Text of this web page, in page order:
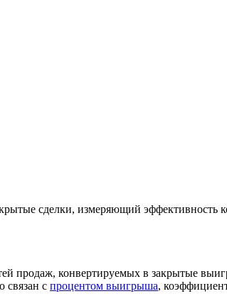
сделки, измеряющий эффективность
продаж, конвертируемых в закрытые
связан с процентом выигрыша,